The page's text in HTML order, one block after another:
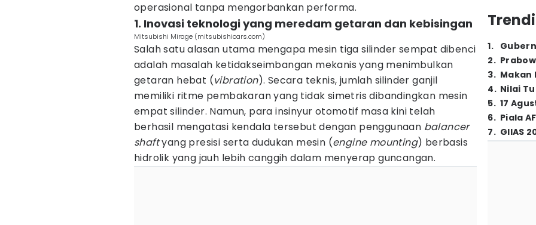
operasional tanpa mengorbankan performa.
1. Inovasi teknologi yang meredam getaran dan kebisingan
Mitsubishi Mirage (mitsubishicars.com)
Salah satu alasan utama mengapa mesin tiga silinder sempat dibenci
adalah masalah ketidakseimbangan mekanis yang menimbulkan
getaran hebat (vibration). Secara teknis, jumlah silinder ganjil
memiliki ritme pembakaran yang tidak simetris dibandingkan mesin
empat silinder. Namun, para insinyur otomotif masa kini telah
berhasil mengatasi kendala tersebut dengan penggunaan balancer
shaftyang presisi serta dudukan mesin (engine mounting) berbasis
hidrolik yang jauh lebih canggih dalam menyerap guncangan.
1.
2.
3. Makan
4. Nilai
5. 17
6. Piala
7. GIIAS